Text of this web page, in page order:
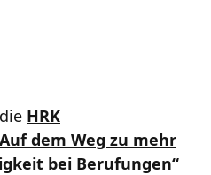
HRK
dem Weg zu mehr
bei Berufungen“